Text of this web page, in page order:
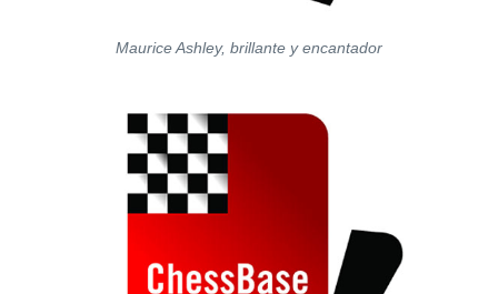
Maurice Ashley, brillante y encantador